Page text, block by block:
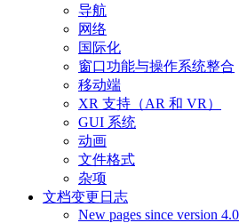
导航
网络
国际化
窗口功能与操作系统整合
移动端
XR 支持（AR 和 VR）
GUI 系统
动画
文件格式
杂项
文档变更日志
New pages since version 4.0